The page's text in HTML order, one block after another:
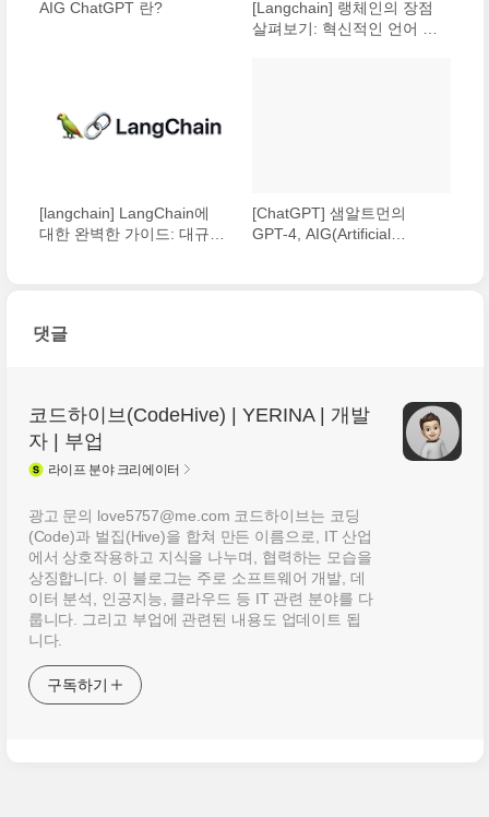
AIG ChatGPT 란?
[Langchain] 랭체인의 장점
살펴보기: 혁신적인 언어 학
[langchain] LangChain에
대한 완벽한 가이드: 대규모
[ChatGPT] 샘알트먼의
GPT-4, AIG(Artificial
댓글
코드하이브(CodeHive) | YERINA | 개발
자 | 부업
라이프 분야 크리에이터
광고 문의 love5757@me.com 코드하이브는 코딩
(Code)과 벌집(Hive)을 합쳐 만든 이름으로, IT 산업
에서 상호작용하고 지식을 나누며, 협력하는 모습을
상징합니다. 이 블로그는 주로 소프트웨어 개발, 데
이터 분석, 인공지능, 클라우드 등 IT 관련 분야를 다
룹니다. 그리고 부업에 관련된 내용도 업데이트 됩
니다.
구독하기